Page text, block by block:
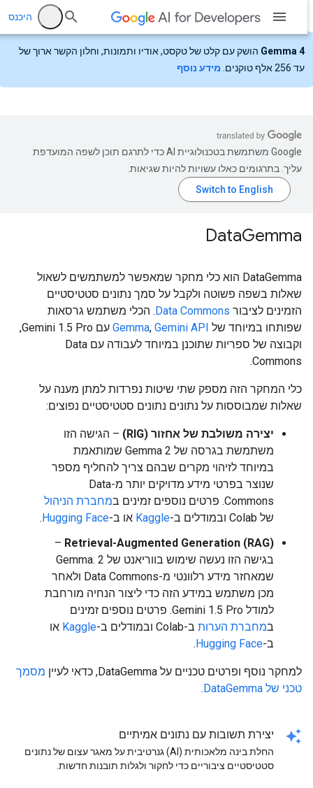
היכנס
Gemma 4הושק עם קלט של טקסט, אודיו ותמונות, וחלון הקשר ארוך של
עד 256 אלף טוקנים.
מידע נוסף
‫Google משתמשת בטכנולוגיית AI כדי לתרגם תוכן לשפה המועדפת
עליך. בתרגומים כאלו עשויות להיות שגיאות.
DataGemma
DataGemma הוא כלי מחקר שמאפשר למשתמשים לשאול
שאלות בשפה פשוטה ולקבל על סמך נתונים סטטיסטיים
הזמינים לציבור Data Commons. הכלי משתמש גרסאות
שפותחו במיוחד של
Gemma ,Gemini API
עם Gemini 1.5 Pro,
וקבוצה של ספריות שתוכנן במיוחד לעבודה עם Data
Commons.
כלי המחקר הזה מספק שתי שיטות נפרדות למתן מענה על
שאלות שמבוססות על נתונים נתונים סטטיסטיים נפוצים:
יצירה משולבת של אחזור (RIG)
– הגישה הזו
משתמשת בגרסה של Gemma 2 שמותאמת
במיוחד לזיהוי מקרים שבהם צריך להחליף מספר
שנוצר בפרטי מידע מדויקים יותר מ-Data
Commons. פרטים נוספים זמינים ב
מחברת הניהול
של Colab ובמודלים ב-
Kaggleאו ב-Hugging Face
.
Retrieval-Augmented Generation (RAG)
–
בגישה הזו נעשה שימוש בווריאנט של Gemma. 2
שמאחזר מידע רלוונטי מ-Data Commons ולאחר
מכן משתמש במידע הזה כדי ליצור הנחיה מורחבת
למודל Gemini 1.5 Pro. פרטים נוספים זמינים
במחברת הערותב-Colab ובמודלים ב- Kaggleאו
ב-Hugging Face
.
למחקר נוסף ופרטים טכניים על DataGemma, כדאי לעיין
מסמך
טכני של DataGemma
.
auto_awesome יצירת תשובות עם נתונים אמיתיים
החלת בינה מלאכותית (AI) גנרטיבית על מאגר עצום של נתונים
סטטיסטיים ציבוריים כדי לחקור ולגלות תובנות חדשות.